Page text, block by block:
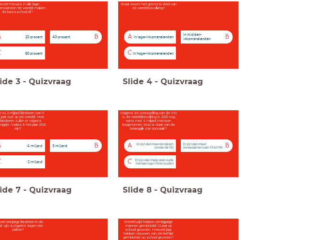
meisjes in alle lage-
ter wereld maken
de basisschool af?
20 procent B
40 procent
60 procent
3 - Quizvraag
Waar woont het grootste deel van
de wereldbevolking?
A In lage-inkomenslanden B
In midden-
inkomenslanden
C In hoge-inkomenslanden
Slide 4 - Quizvraag
nu 2 miljard kinderen van 0
jaar oud op de wereld. Hoe
kinderen zullen er volgens
Naties in het jaar 2100
zijn?
4 miljard B
3 miljard
2 miljard
7 - Quizvraag
Volgens de voorspelling van de VN
is de wereldbevolking in 2100 nog
eens met 4 miljard mensen
toegenomen. Wat is daar van de
belangrijk ste oorzaak?
A Er zijn dan meer kinderen
(onder de 15) B
Er zijn dan meer
volwassenen (van 15 tot 74)
C Er zijn dan meer zeer oude
mensen (van 75 en ouder)
Slide 8 - Quizvraag
eenjarige kinderen in de
zijn nu ingeënt tegen een
ziekte?
Wereldwijd hebben dertigjarige
mannen gemiddeld 10 jaar op
school gezeten. Hoeveel jaar
hebben vrouwen van die leeftijd
gemiddeld op school gezeten?